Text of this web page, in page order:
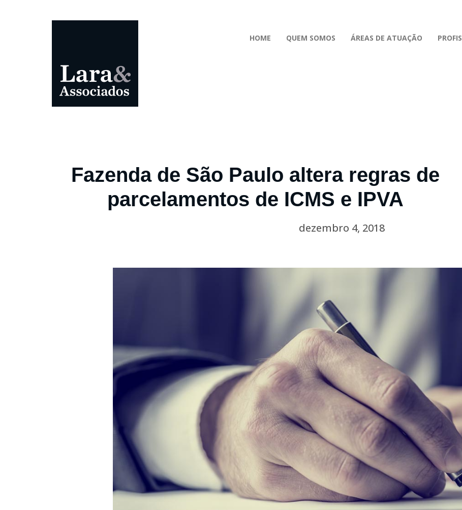
HOME QUEM SOMOS ÁREAS DE ATUAÇÃO
Fazenda de São Paulo altera regras de
parcelamentos de ICMS e IPVA
dezembro 4, 2018